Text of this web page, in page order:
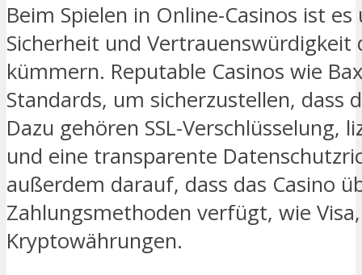
Beim Spielen in Online-Casinos ist
Sicherheit und
kümmern. Reputable Casinos wie
Standards, um sicherzustellen, dass
Dazu gehören SSL-Verschlüsselung,
und eine transparente
außerdem darauf, dass das Casino
Zahlungsmethoden verfügt, wie
Kryptowährungen.